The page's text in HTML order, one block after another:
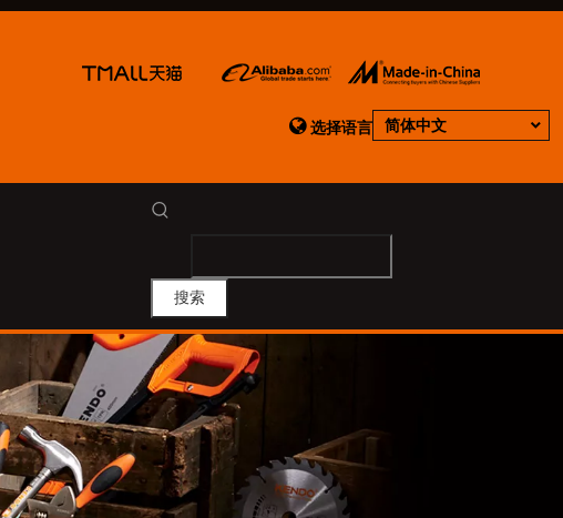
选择语言 简体中文
搜索